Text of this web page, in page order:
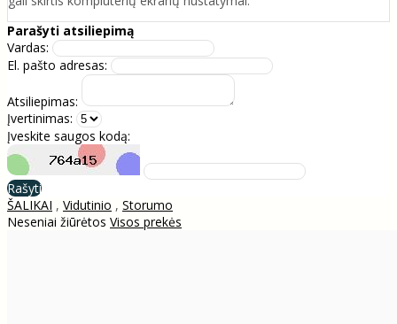
Parašyti atsiliepimą
Vardas:
El. pašto adresas:
Atsiliepimas:
Įvertinimas:
Įveskite saugos kodą:
Rašyti
ŠALIKAI , Vidutinio , Storumo
Neseniai žiūrėtos Visos prekės